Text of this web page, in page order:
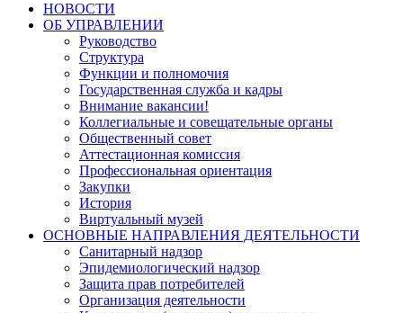
НОВОСТИ
ОБ УПРАВЛЕНИИ
Руководство
Структура
Функции и полномочия
Государственная служба и кадры
Внимание вакансии!
Коллегиальные и совещательные органы
Общественный совет
Аттестационная комиссия
Профессиональная ориентация
Закупки
История
Виртуальный музей
ОСНОВНЫЕ НАПРАВЛЕНИЯ ДЕЯТЕЛЬНОСТИ
Санитарный надзор
Эпидемиологический надзор
Защита прав потребителей
Организация деятельности